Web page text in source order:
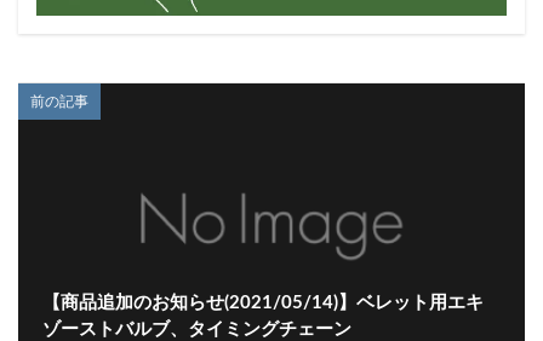
前の記事
【商品追加のお知らせ(2021/05/14)】ベレット用エキ
ゾーストバルブ、タイミングチェーン